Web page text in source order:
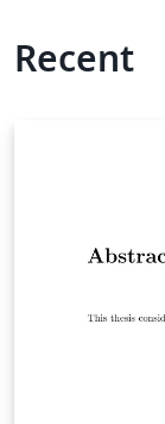
Recent